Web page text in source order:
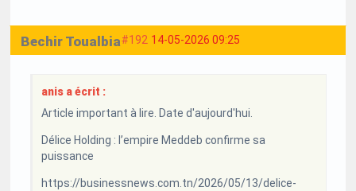
#192 14-05-2026 09:25
Bechir Toualbia
anis a écrit :
Article important à lire. Date d'aujourd'hui.
Délice Holding : l’empire Meddeb confirme sa
puissance
https://businessnews.com.tn/2026/05/13/delice-